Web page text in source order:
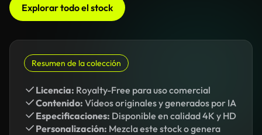
Explorar todo el stock
Resumen de la colección
Licencia: Royalty-Free para uso comercial
Contenido: Vídeos originales y generados por IA
Especificaciones: Disponible en calidad 4K y HD
Personalización: Mezcla este stock o genera